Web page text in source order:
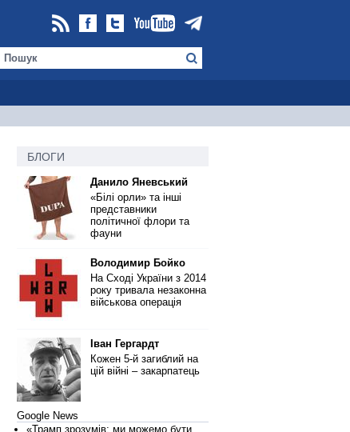
БЛОГИ
Данило Яневський
«Білі орли» та інші
представники
політичної флори та
фауни
Володимир Бойко
На Сході України з 2014
року тривала незаконна
військова операція
Іван Гергардт
Кожен 5-й загиблий на
цій війні – закарпатець
Google News
«Трамп зрозумів: ми можемо бути